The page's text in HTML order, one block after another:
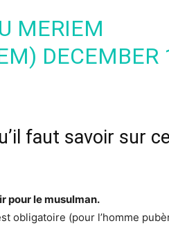
MERIEM
DECEMBER
faut savoir sur
pour le musulman.
obligatoire (pour l’homme